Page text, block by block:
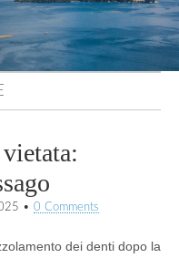
• 0 Comments
dei denti dopo la